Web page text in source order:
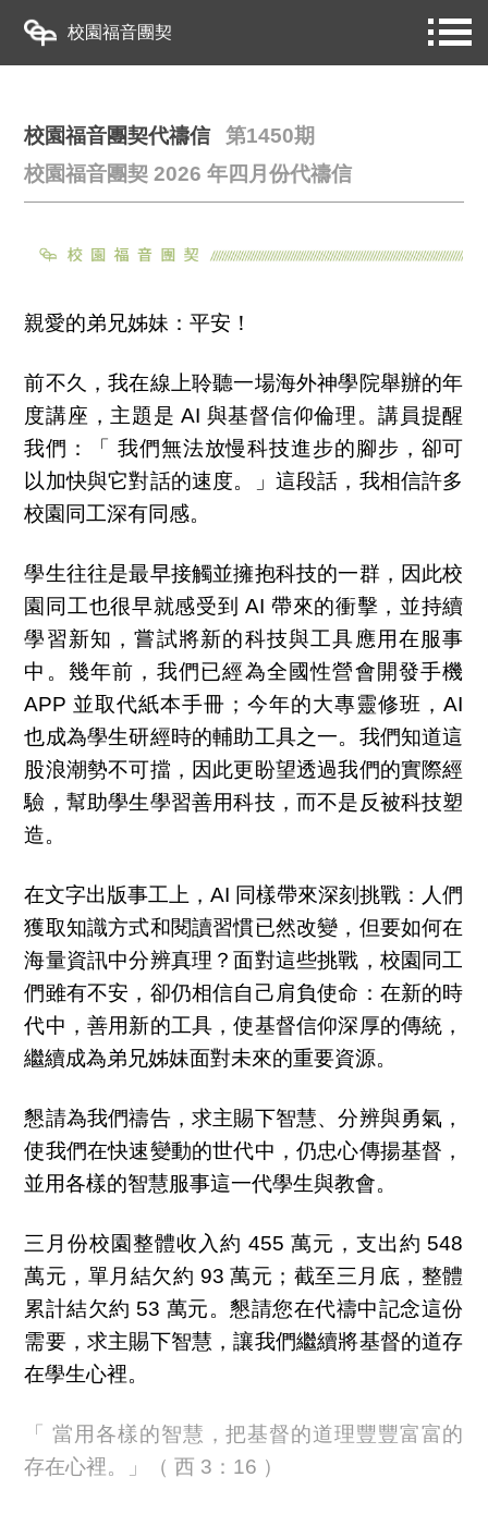
校園福音團契
校園福音團契代禱信
第1450期
校園福音團契 2026 年四月份代禱信
親愛的弟兄姊妹：平安！
前不久，我在線上聆聽一場海外神學院舉辦的年
度講座，主題是 AI 與基督信仰倫理。講員提醒
我們：「 我們無法放慢科技進步的腳步，卻可
以加快與它對話的速度。」這段話，我相信許多
校園同工深有同感。
學生往往是最早接觸並擁抱科技的一群，因此校
園同工也很早就感受到 AI 帶來的衝擊，並持續
學習新知，嘗試將新的科技與工具應用在服事
中。幾年前，我們已經為全國性營會開發手機
APP 並取代紙本手冊；今年的大專靈修班，AI
也成為學生研經時的輔助工具之一。我們知道這
股浪潮勢不可擋，因此更盼望透過我們的實際經
驗，幫助學生學習善用科技，而不是反被科技塑
造。
在文字出版事工上，AI 同樣帶來深刻挑戰：人們
獲取知識方式和閱讀習慣已然改變，但要如何在
海量資訊中分辨真理？面對這些挑戰，校園同工
們雖有不安，卻仍相信自己肩負使命：在新的時
代中，善用新的工具，使基督信仰深厚的傳統，
繼續成為弟兄姊妹面對未來的重要資源。
懇請為我們禱告，求主賜下智慧、分辨與勇氣，
使我們在快速變動的世代中，仍忠心傳揚基督，
並用各樣的智慧服事這一代學生與教會。
三月份校園整體收入約 455 萬元，支出約 548
萬元，單月結欠約 93 萬元；截至三月底，整體
累計結欠約 53 萬元。懇請您在代禱中記念這份
需要，求主賜下智慧，讓我們繼續將基督的道存
在學生心裡。
「 當用各樣的智慧，把基督的道理豐豐富富的
存在心裡。」（ 西 3：16 ）